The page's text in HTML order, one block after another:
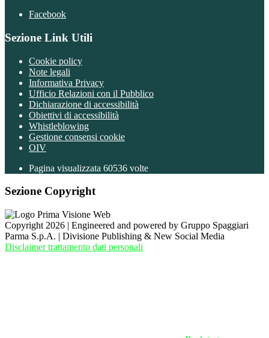
Facebook
Sezione Link Utili
Cookie policy
Note legali
Informativa Privacy
Ufficio Relazioni con il Pubblico
Dichiarazione di accessibilità
Obiettivi di accessibilità
Whistleblowing
Gestione consensi cookie
OIV
Pagina visualizzata 60536 volte
Sezione Copyright
Copyright 2026 | Engineered and powered by Gruppo Spaggiari
Parma S.p.A. | Divisione Publishing & New Social Media
Disclaimer trattamento dati personali